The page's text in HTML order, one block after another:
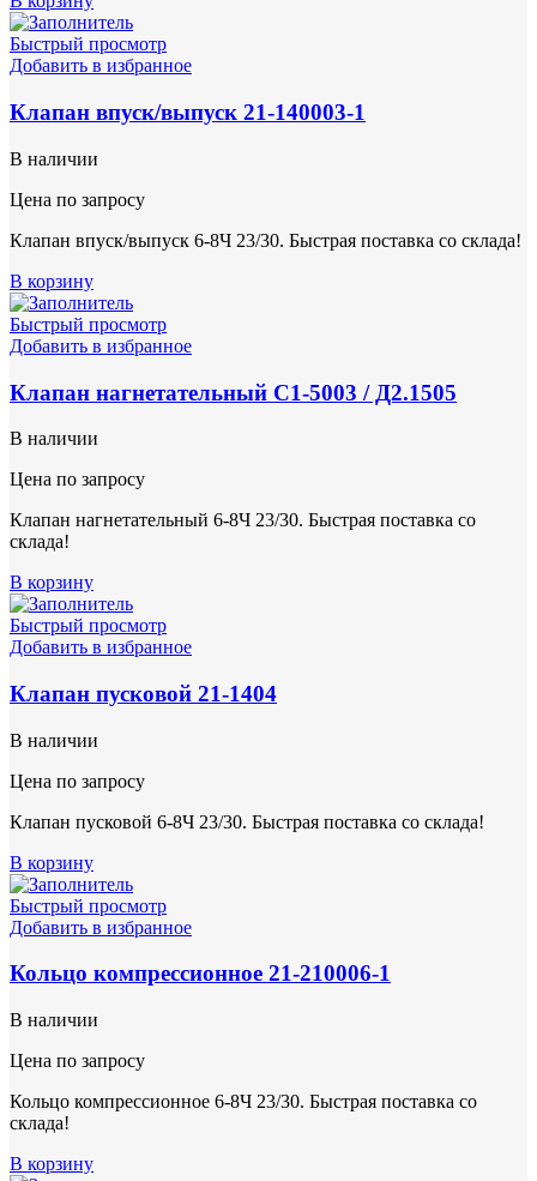
Быстрый просмотр
Добавить в избранное
Клапан впуск/выпуск 21-140003-1
В наличии
Цена по запросу
Клапан впуск/выпуск 6-8Ч 23/30. Быстрая поставка со склада!
В корзину
Быстрый просмотр
Добавить в избранное
Клапан нагнетательный С1-5003 / Д2.1505
В наличии
Цена по запросу
Клапан нагнетательный 6-8Ч 23/30. Быстрая поставка со
склада!
В корзину
Быстрый просмотр
Добавить в избранное
Клапан пусковой 21-1404
В наличии
Цена по запросу
Клапан пусковой 6-8Ч 23/30. Быстрая поставка со склада!
В корзину
Быстрый просмотр
Добавить в избранное
Кольцо компрессионное 21-210006-1
В наличии
Цена по запросу
Кольцо компрессионное 6-8Ч 23/30. Быстрая поставка со
склада!
В корзину